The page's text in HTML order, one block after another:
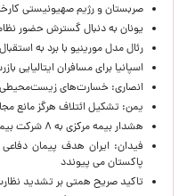
صربستان و رژیم صهیونیستی
یونان به دنبال گسترش حضور
رئال مدل مورینیو با برد به
اسپانیا برای مسافران ایتالیایی
انصاری: خسارت‌های زیست‌محیطی
یمن: تشکیل ائتلاف هرگز مانع
هشدار بیمه مرکزی به ۸ شرکت بیمه‌ای؛ اصلاح نکنید، تعلیق می‌شوید
فیدان: ایران هدف پیمان
پاکستان می پیوندد
تاکید صریح همتی بر تشدید